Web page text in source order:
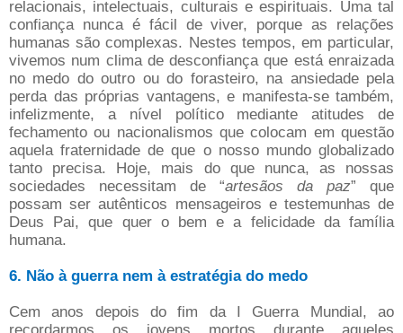
relacionais, intelectuais, culturais e espirituais. Uma tal
confiança nunca é fácil de viver, porque as relações
humanas são complexas. Nestes tempos, em particular,
vivemos num clima de desconfiança que está enraizada
no medo do outro ou do forasteiro, na ansiedade pela
perda das próprias vantagens, e manifesta-se também,
infelizmente, a nível político mediante atitudes de
fechamento ou nacionalismos que colocam em questão
aquela fraternidade de que o nosso mundo globalizado
tanto precisa. Hoje, mais do que nunca, as nossas
sociedades necessitam de “artesãos da paz” que
possam ser autênticos mensageiros e testemunhas de
Deus Pai, que quer o bem e a felicidade da família
humana.
6. Não à guerra nem à estratégia do medo
Cem anos depois do fim da I Guerra Mundial, ao